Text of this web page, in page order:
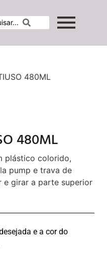
480ML
480ML
plástico colorido,
pump e trava de
e girar a parte superior
e a cor do